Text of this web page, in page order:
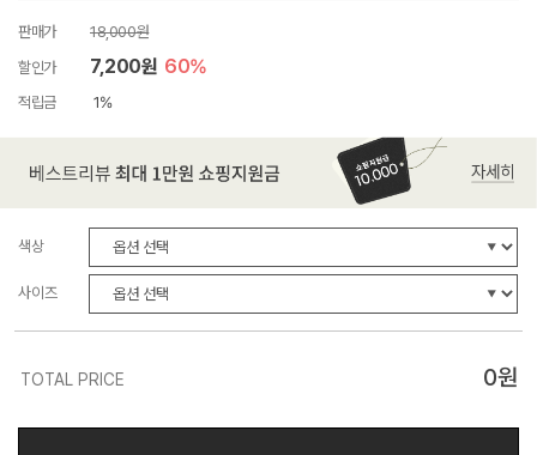
판매가
18,000원
할인가
7,200원 60%
적립금 1%
색상
사이즈
TOTAL PRICE 0원